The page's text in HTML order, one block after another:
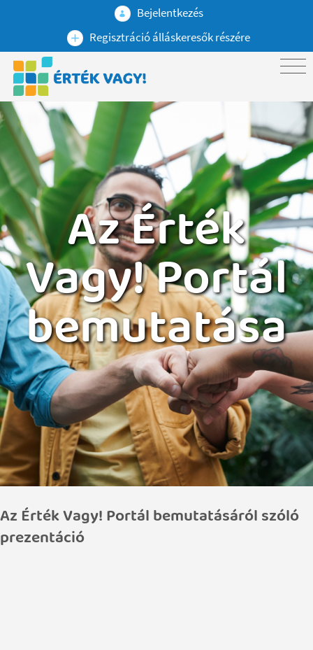
Bejelentkezés
Regisztráció álláskeresők részére
Az Érték
Vagy! Portál
bemutatása
Az Érték Vagy! Portál bemutatásáról szóló
prezentáció